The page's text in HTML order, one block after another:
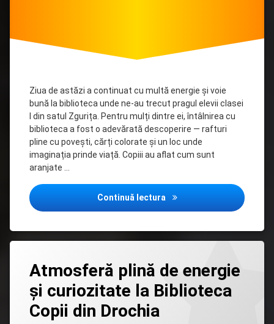
Ziua de astăzi a continuat cu multă energie și voie
bună la biblioteca unde ne-au trecut pragul elevii clasei
I din satul Zgurița. Pentru mulți dintre ei, întâlnirea cu
biblioteca a fost o adevărată descoperire — rafturi
pline cu povești, cărți colorate și un loc unde
imaginația prinde viață. Copiii au aflat cum sunt
aranjate …
Continuă lectura Biblioteca este o
Atmosferă plină de energie
și curiozitate la Biblioteca
Copii din Drochia
un
comentariu
la
Atmosferă
plină
de